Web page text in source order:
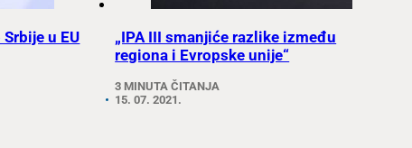
u EU
„IPA III smanjiće razlike između
regiona i Evropske unije“
3 MINUTA ČITANJA
15. 07. 2021.